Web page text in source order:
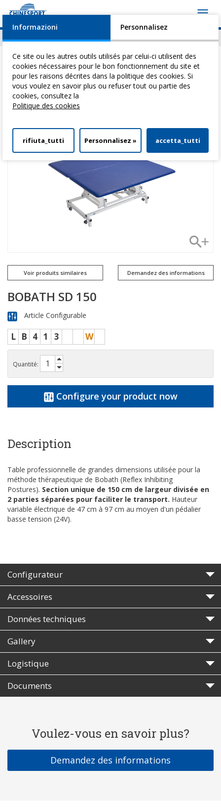
Actualités Evénements Video Download
Vous êtes ici: Home>Tables Pour ThéRapie>Bobath Line> Bobath Sd
150
Voir produits similaires Demandez des informations
BOBATH SD 150
Article Configurable
L B 4 1 3 W
Quantité:
Configure your product now
Description
Table professionnelle de grandes dimensions utilisée pour la
méthode thérapeutique de Bobath (Reflex Inhibiting
Postures). Section unique de 150 cm de largeur divisée en
2 parties séparées pour faciliter le transport. Hauteur
variable électrique de 47 cm à 97 cm au moyen d'un pédalier
basse tension (24V).
Configurateur
Accessoires
Données techniques
Gallery
Logistique
Documents
Voulez-vous en savoir plus?
Demandez des informations
Informazioni Personnalisez
Ce site ou les autres outils utilisés par celui-ci utilisent des
cookies nécessaires pour le bon fonctionnement du site et
pour les raisons décrites dans la politique des cookies. Si
vous voulez en savoir plus ou refuser tout ou partie des
cookies, consultez la
Politique des cookies
rifiuta_tutti Personnalisez » accetta_tutti